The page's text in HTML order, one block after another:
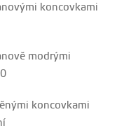
koncovkami
modrými
koncovkami